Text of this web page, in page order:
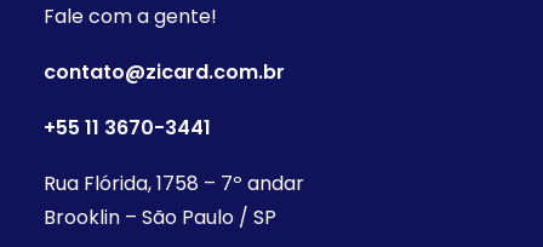
Fale com a gente!
contato@zicard.com.br
+55 11 3670-3441
Rua Flórida, 1758 – 7º andar
Brooklin – São Paulo / SP